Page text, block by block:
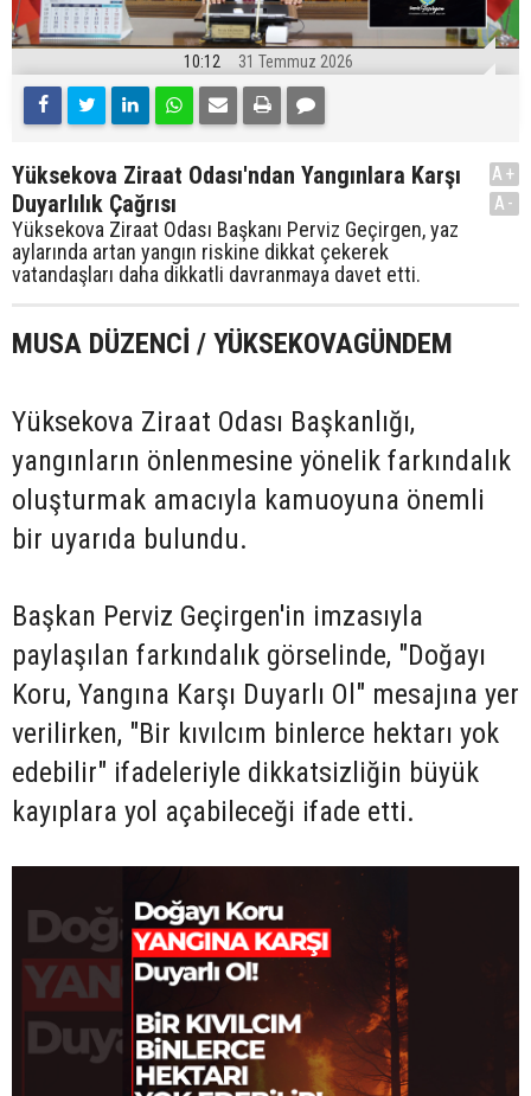
10:12 31 Temmuz 2026
Yüksekova Ziraat Odası'ndan Yangınlara Karşı
Duyarlılık Çağrısı
Yüksekova Ziraat Odası Başkanı Perviz Geçirgen, yaz
aylarında artan yangın riskine dikkat çekerek
vatandaşları daha dikkatli davranmaya davet etti.
A+
A-
MUSA DÜZENCİ / YÜKSEKOVAGÜNDEM
Yüksekova Ziraat Odası Başkanlığı,
yangınların önlenmesine yönelik farkındalık
oluşturmak amacıyla kamuoyuna önemli
bir uyarıda bulundu.
Başkan Perviz Geçirgen'in imzasıyla
paylaşılan farkındalık görselinde, "Doğayı
Koru, Yangına Karşı Duyarlı Ol" mesajına yer
verilirken, "Bir kıvılcım binlerce hektarı yok
edebilir" ifadeleriyle dikkatsizliğin büyük
kayıplara yol açabileceği ifade etti.